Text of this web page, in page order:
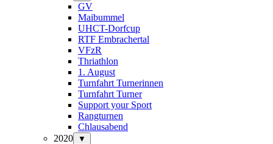
GV
Maibummel
UHCT-Dorfcup
RTF Embrachertal
VFzR
Thriathlon
1. August
Turnfahrt Turnerinnen
Turnfahrt Turner
Support your Sport
Rangturnen
Chlausabend
2020
▼